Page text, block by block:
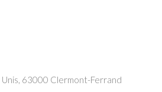
63000 Clermont-Ferrand